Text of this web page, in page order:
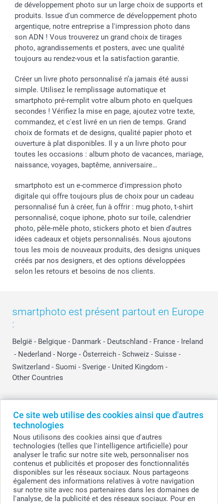
Ce site web utilise des cookies ainsi que d'autres
technologies
Nous utilisons des cookies ainsi que d'autres
technologies (telles que l'intelligence artificielle) pour
analyser le trafic sur notre site web, personnaliser nos
contenus et publicités et proposer des fonctionnalités
disponibles sur les réseaux sociaux. Nous partageons
également des informations relatives à votre navigation
sur notre site avec nos partenaires dans les domaines de
l'analyse, de la publicité et des réseaux sociaux. Pour en
de développement photo sur un large choix de supports et
produits. Issue d'un commerce de développement photo
argentique, notre entreprise a l'impression photo dans
son ADN ! Vous trouverez un grand choix de tirages
photo, agrandissements et posters, avec une qualité
toujours au rendez-vous et la satisfaction garantie.
Créer un livre photo personnalisé n’a jamais été aussi
simple. Utilisez le remplissage automatique et
smartphoto pré-remplit votre album photo en quelques
secondes ! Vérifiez la mise en page, ajoutez votre texte,
commandez, et c'est livré en un rien de temps. Grand
choix de formats et de designs, qualité papier photo et
ouverture à plat disponibles. Il y a un livre photo pour
toutes les occasions : album photo de vacances, mariage,
naissance, voyages, baptême, anniversaire…
smartphoto est un e-commerce d'impression photo
digitale qui offre toujours plus de choix pour un cadeau
personnalisé fun à créer, fun à offrir : mug photo, t-shirt
personnalisé, coque iphone, photo sur toile, calendrier
photo, pêle-mêle photo, stickers photo et bien d’autres
idées cadeaux et objets personnalisés. Nous ajoutons
tous les mois de nouveaux produits, des designs uniques
créés par nos designers, et des options développées
selon les retours et besoins de nos clients.
smartphoto est présent partout en Europe
:
België - Belgique - Danmark - Deutschland - France - Ireland
- Nederland - Norge - Österreich - Schweiz - Suisse -
Switzerland - Suomi - Sverige - United Kingdom -
Other Countries
© smartphoto group. Tous droits réservés
smartphoto group SA.
Siège social : Kwatrechtsteenweg 160, 9230 Wetteren, Belgique
Numéro de TVA BE 0405.706.755
Numéro d'entreprise 0405.706.755.
Coordonnées bancaires: IBAN BE71 2850 2711 5569 - BIC: GEBABEBB
Tous les prix sont en EURO (€), TVA incluse et hors frais de port.